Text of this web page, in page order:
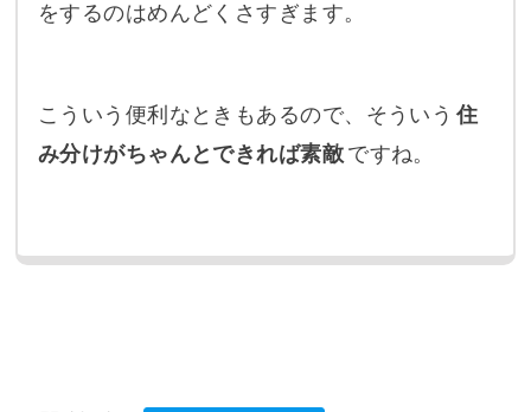
をするのはめんどくさすぎます。
こういう便利なときもあるので、そういう 住
み分けがちゃんとできれば素敵 ですね。